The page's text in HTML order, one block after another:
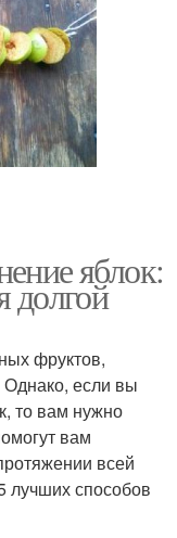
яблок:
долгой
фруктов,
Однако, если вы
то вам нужно
вам
всей
лучших способов